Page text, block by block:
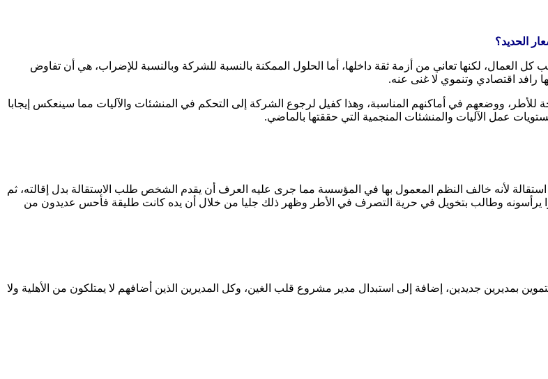
الحديد؟
لكنها تعاني من أزمة ثقة داخلها، أما الحلول الممكنة بالنسبة للشركة وبالنسبة للإضراب، هي أن تفاوض
رافد اقتصادي وتنموي لا غنى عنه.
للأطر، ووضعهم في أماكنهم المناسبة، وهذا كفيل لرجوع الشركة إلى التحكم في المنشئات والآليات مما سينعكس إيجابا
عمل الآليات والمنشئات المنجمية التي حققتها بالماضي.
استقالة لأنه خالف النظم المعمول بها في المؤسسة مما جرى عليه العرف أن يقدم الشخص طلب الاستقالة بدل إقالته، ثم
يرأسونه وطالب بتخويل في حرية التصرف في الأطر وظهر ذلك جليا من خلال أن يده كانت طليقة فأحس عديدون من
بمديرين جديدين، إضافة إلى استبدال مدير مشروع قلب الغين، وكل المديرين الذين أضافهم لا يمتلكون من الأهلية ولا